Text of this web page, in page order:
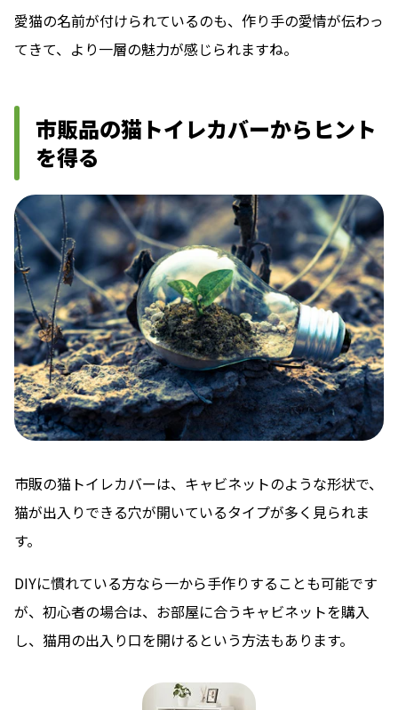
愛猫の名前が付けられているのも、作り手の愛情が伝わっ
てきて、より一層の魅力が感じられますね。
市販品の猫トイレカバーからヒント
を得る
市販の猫トイレカバーは、キャビネットのような形状で、
猫が出入りできる穴が開いているタイプが多く見られま
す。
DIYに慣れている方なら一から手作りすることも可能です
が、初心者の場合は、お部屋に合うキャビネットを購入
し、猫用の出入り口を開けるという方法もあります。